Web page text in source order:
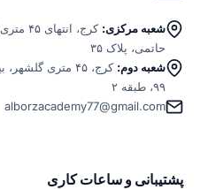
شعبه مرکزی:
کرج،
حاتمی، پلاک ۳۵
شعبه دوم:
کرج، ۴۵ متری
۹۹، طبقه ۲
alborzacademy77@gmail.com
پشتیبانی و ساعات کاری